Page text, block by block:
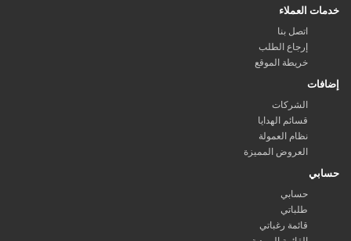
خدمات العملاء
اتصل بنا
إرجاع الطلب
خريطة الموقع
إضافات
الشركات
قسائم الهدايا
نظام العمولة
العروض المميزة
حسابي
حسابي
طلباتي
قائمة رغباتي